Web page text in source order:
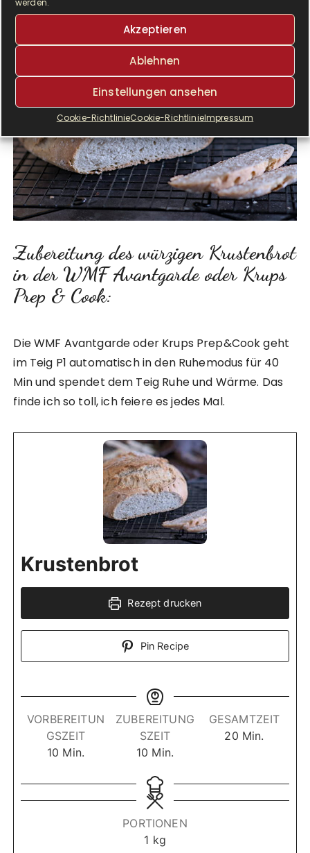
werden.
Akzeptieren
Ablehnen
Einstellungen ansehen
Cookie-RichtlinieCookie-RichtlinieImpressum
Zubereitung des würzigen Krustenbrot
in der WMF Avantgarde oder Krups
Prep & Cook:
Die WMF Avantgarde oder Krups Prep&Cook geht
im Teig P1 automatisch in den Ruhemodus für 40
Min und spendet dem Teig Ruhe und Wärme. Das
finde ich so toll, ich feiere es jedes Mal.
Krustenbrot
Rezept drucken
Pin Recipe
VORBEREITUN
GSZEIT
10 M
n
u
Min.
ZUBEREITUNG
SZEIT
10 M
n
u
t
e
Min.
GESAMTZEIT
20M
u
t
Min.
PORTIONEN
1 kg